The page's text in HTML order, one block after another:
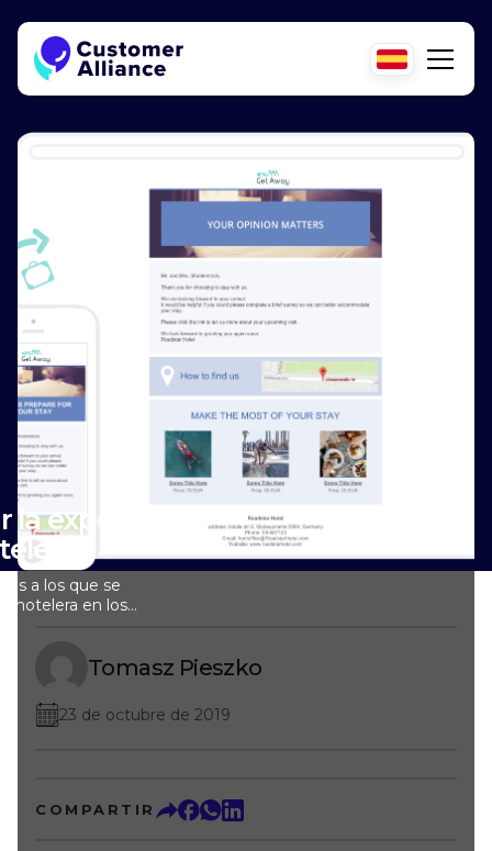
experiencia
a los que se
hotelera en los
conceptos
en línea
y los
beneficiarse de
Tomasz Pieszko
23 de octubre de 2019
COMPARTIR